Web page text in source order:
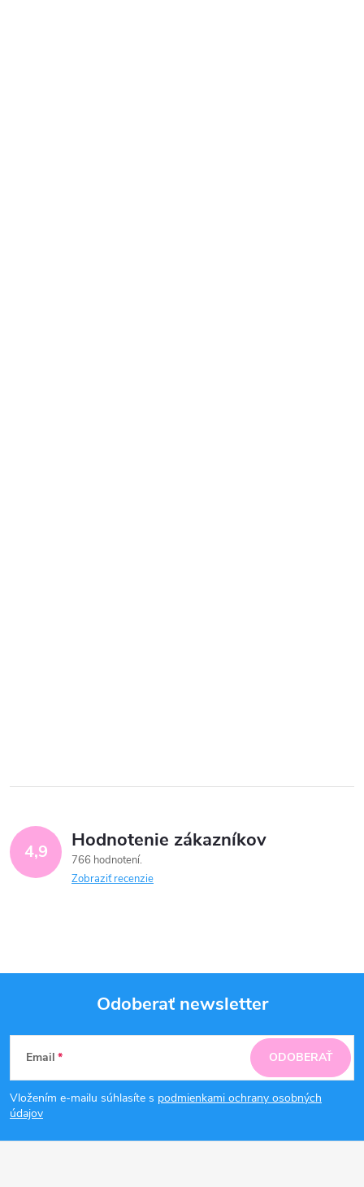
4,9 Hodnotenie zákazníkov
766 hodnotení
Zobraziť recenzie
Z
á
p
Odoberať newsletter
Email
Vložením e-mailu súhlasíte s podmienkami ochrany osobných
údajov
ODOBERAŤ